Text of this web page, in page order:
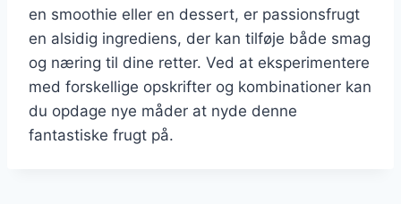
en smoothie eller en dessert, er passionsfrugt
en alsidig ingrediens, der kan tilføje både smag
og næring til dine retter. Ved at eksperimentere
med forskellige opskrifter og kombinationer kan
du opdage nye måder at nyde denne
fantastiske frugt på.